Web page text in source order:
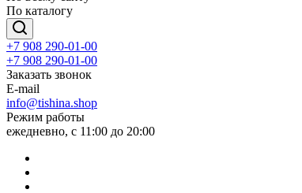
По каталогу
+7 908 290-01-00
+7 908 290-01-00
Заказать звонок
E-mail
info@tishina.shop
Режим работы
ежедневно, с 11:00 до 20:00